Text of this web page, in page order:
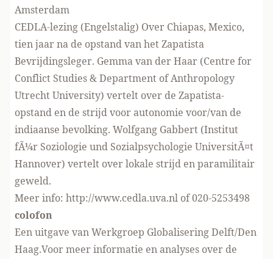
Amsterdam
CEDLA-lezing (Engelstalig) Over Chiapas, Mexico,
tien jaar na de opstand van het Zapatista
Bevrijdingsleger. Gemma van der Haar (Centre for
Conflict Studies & Department of Anthropology
Utrecht University) vertelt over de Zapatista-
opstand en de strijd voor autonomie voor/van de
indiaanse bevolking. Wolfgang Gabbert (Institut
fÃ¼r Soziologie und Sozialpsychologie UniversitÃ¤t
Hannover) vertelt over lokale strijd en paramilitair
geweld.
Meer info: http://www.cedla.uva.nl of 020-5253498
colofon
Een uitgave van Werkgroep Globalisering Delft/Den
Haag.Voor meer informatie en analyses over de